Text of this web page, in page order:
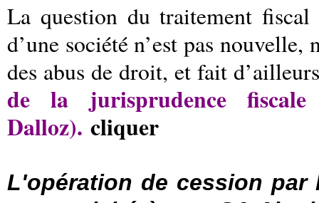
La question du traitement
d’une société n’est pas
des abus de droit, et fait
de la jurisprudence
Dalloz). cliquer
L'opération de cession par